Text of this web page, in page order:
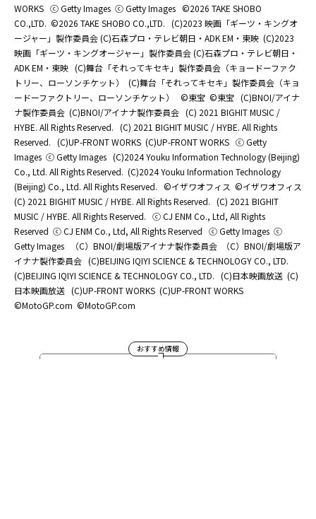
WORKS ⓒ Getty Images ⓒ Getty Images ©2026 TAKE SHOBO
CO.,LTD. ©2026 TAKE SHOBO CO.,LTD. (C)2023 映画「ギーツ・キングオ
ージャー」製作委員会 (C)石森プロ・テレビ朝日・ADK EM・東映 (C)2023
映画「ギーツ・キングオージャー」製作委員会 (C)石森プロ・テレビ朝日・
ADK EM・東映 (C)舞台「それってキセキ」製作委員会（キョードーファク
トリー、ローソンチケット）
(C)舞台「それってキセキ」製作委員会（キョ
ードーファクトリー、ローソンチケット）
©東宝 ©東宝 (C)BNOI/アイナ
ナ製作委員会 (C)BNOI/アイナナ製作委員会 (C) 2021 BIGHIT MUSIC /
HYBE. All Rights Reserved. (C) 2021 BIGHIT MUSIC / HYBE. All Rights
Reserved. (C)UP-FRONT WORKS (C)UP-FRONT WORKS ⓒ Getty
Images ⓒ Getty Images (C)2024 Youku Information Technology (Beijing)
Co., Ltd. All Rights Reserved. (C)2024 Youku Information Technology
(Beijing) Co., Ltd. All Rights Reserved. ©イザワオフィス ©イザワオフィス
(C) 2021 BIGHIT MUSIC / HYBE. All Rights Reserved. (C) 2021 BIGHIT
MUSIC / HYBE. All Rights Reserved. ⓒ CJ ENM Co., Ltd, All Rights
Reserved ⓒ CJ ENM Co., Ltd, All Rights Reserved ⓒ Getty Images ⓒ
Getty Images
（C）BNOI/劇場版アイナナ製作委員会
（C）BNOI/劇場版ア
イナナ製作委員会 (C)BEIJING IQIYI SCIENCE & TECHNOLOGY CO., LTD.
(C)BEIJING IQIYI SCIENCE & TECHNOLOGY CO., LTD. (C)日本映画放送 (C)
日本映画放送 (C)UP-FRONT WORKS (C)UP-FRONT WORKS
©MotoGP.com ©MotoGP.com
おすすめ情報